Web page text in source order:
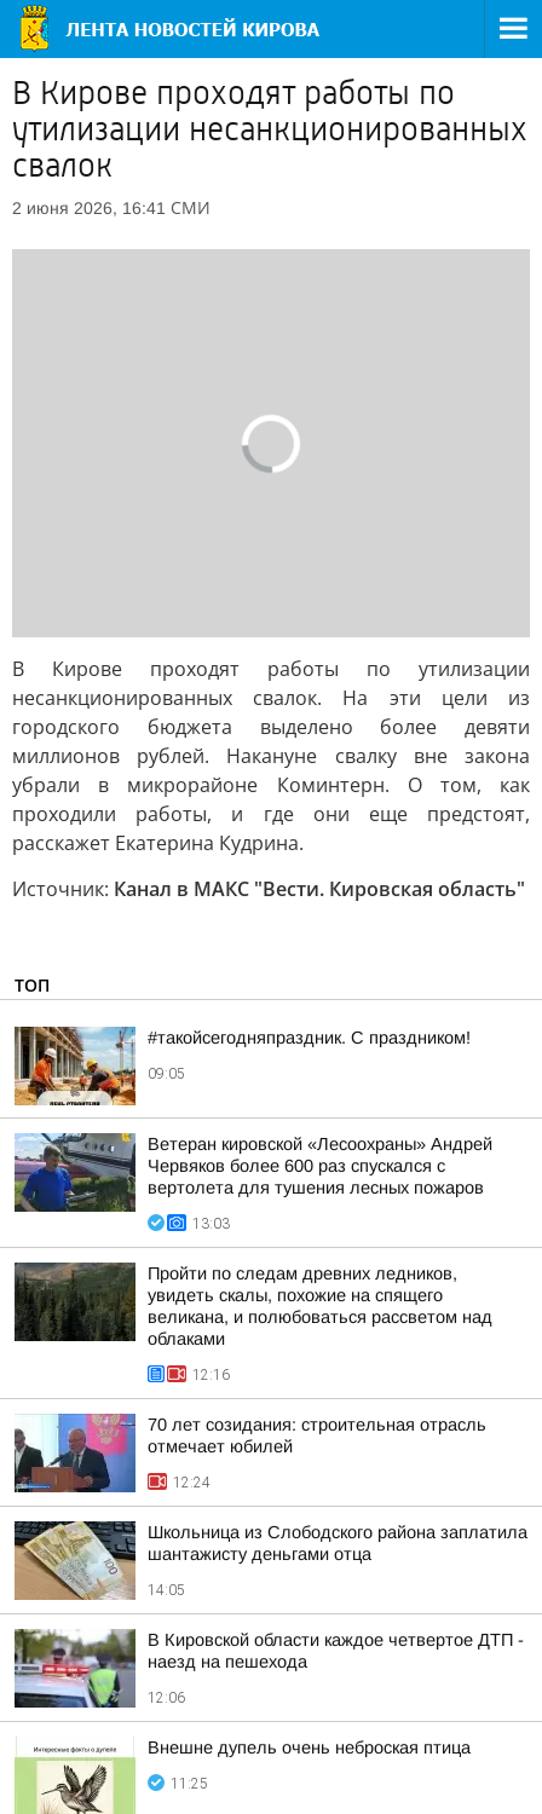
В Кирове проходят работы по
утилизации несанкционированных
свалок
2 июня 2026, 16:41 СМИ
В Кирове проходят работы по утилизации
несанкционированных свалок. На эти цели из
городского бюджета выделено более девяти
миллионов рублей. Накануне свалку вне закона
убрали в микрорайоне Коминтерн. О том, как
проходили работы, и где они еще предстоят,
расскажет Екатерина Кудрина.
Источник: Канал в МАКС "Вести. Кировская область"
ТОП
#такойсегодняпраздник. С праздником!
09:05
Ветеран кировской «Лесоохраны» Андрей
Червяков более 600 раз спускался с
вертолета для тушения лесных пожаров
13:03
Пройти по следам древних ледников,
увидеть скалы, похожие на спящего
великана, и полюбоваться рассветом над
облаками
12:16
70 лет созидания: строительная отрасль
отмечает юбилей
12:24
Школьница из Слободского района заплатила
шантажисту деньгами отца
14:05
В Кировской области каждое четвертое ДТП -
наезд на пешехода
12:06
Внешне дупель очень неброская птица
11:25